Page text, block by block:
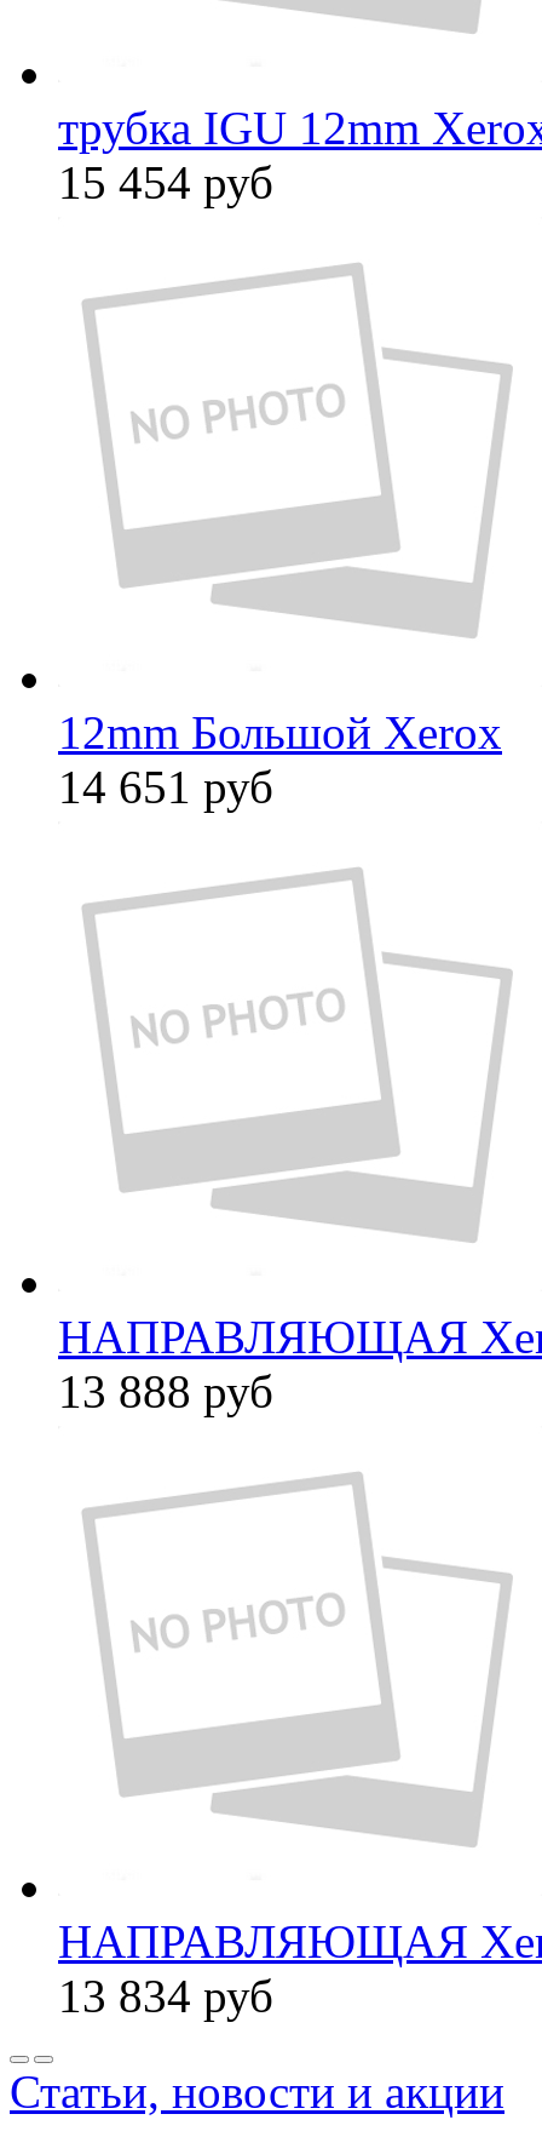
трубка IGU 12mm
15 454 руб
12mm Большой Xerox
14 651 руб
НАПРАВЛЯЮЩАЯ
13 888 руб
НАПРАВЛЯЮЩАЯ
13 834 руб
Статьи, новости и акции